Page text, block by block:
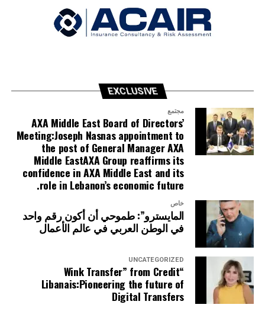
EXCLUSIVE
مجتمع
AXA Middle East Board of Directors’
Meeting:Joseph Nasnas appointment to
the post of General Manager AXA
Middle EastAXA Group reaffirms its
confidence in AXA Middle East and its
role in Lebanon’s economic future.
خاص
المايسترو”: طموحي أن أكون رقم واحد
في الوطن العربي في عالم الأعمال
UNCATEGORIZED
“Wink Transfer” from Credit
Libanais:Pioneering the future of
Digital Transfers